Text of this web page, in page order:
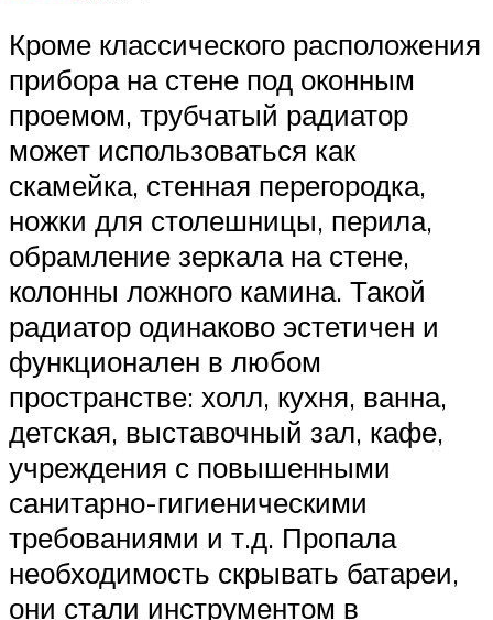
Кроме классического расположения
прибора на стене под оконным
проемом, трубчатый радиатор
может использоваться как
скамейка, стенная перегородка,
ножки для столешницы, перила,
обрамление зеркала на стене,
колонны ложного камина. Такой
радиатор одинаково эстетичен и
функционален в любом
пространстве: холл, кухня, ванна,
детская, выставочный зал, кафе,
учреждения с повышенными
санитарно-гигиеническими
требованиями и т.д. Пропала
необходимость скрывать батареи,
они стали инструментом в